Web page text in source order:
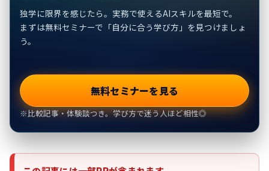
独学に限界を感じたら。実務で使えるAIスキルを最短で。
まずは無料セミナーで「自分に合う学び方」を見つけましょ
う。
無料セミナーを見る
※比較記事・体験談つき。学び方で迷う人ほど相性◎